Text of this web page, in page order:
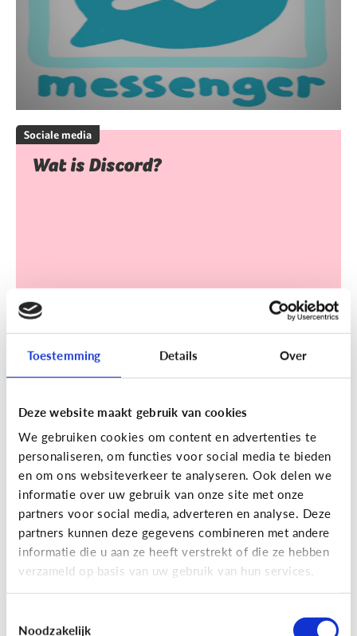
Toestemming Details Over
Deze website maakt gebruik van cookies
We gebruiken cookies om content en advertenties te
personaliseren, om functies voor social media te bieden
en om ons websiteverkeer te analyseren. Ook delen we
informatie over uw gebruik van onze site met onze
partners voor social media, adverteren en analyse. Deze
partners kunnen deze gegevens combineren met andere
informatie die u aan ze heeft verstrekt of die ze hebben
verzameld op basis van uw gebruik van hun services.
Noodzakelijk
Sociale media
Wat is Discord?
[Klik & Print]Een account
aanmaken op TikTok? Doe de
TikTok check!
Ontdek de checklist!